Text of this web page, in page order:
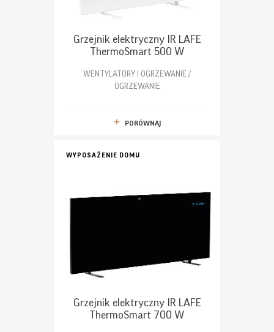
Grzejnik elektryczny IR LAFE
ThermoSmart 500 W
WENTYLATORY I OGRZEWANIE /
OGRZEWANIE
PORÓWNAJ
WYPOSAŻENIE DOMU
Grzejnik elektryczny IR LAFE
ThermoSmart 700 W